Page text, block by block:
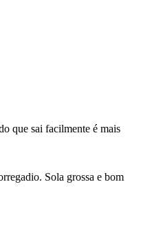
que sai facilmente é mais
Sola grossa e bom